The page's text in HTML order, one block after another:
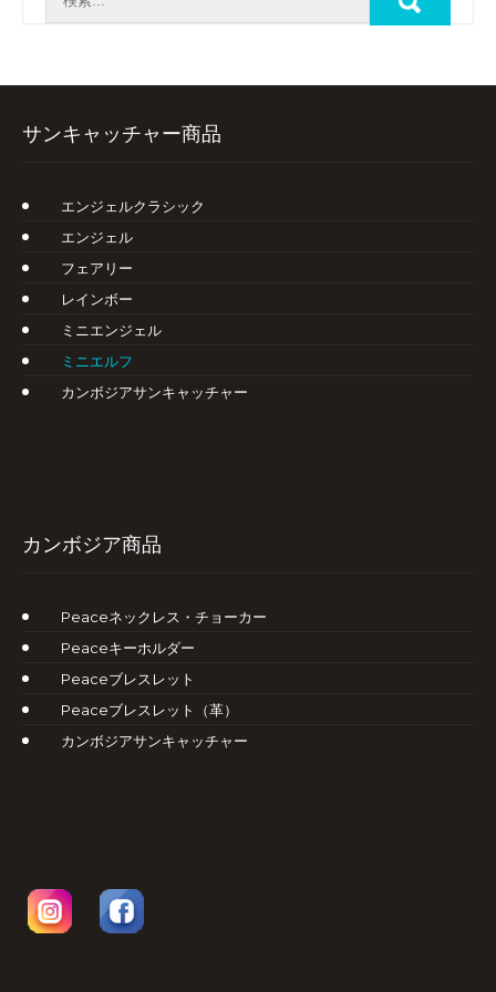
サンキャッチャー商品
エンジェルクラシック
エンジェル
フェアリー
レインボー
ミニエンジェル
ミニエルフ
カンボジアサンキャッチャー
カンボジア商品
Peaceネックレス・チョーカー
Peaceキーホルダー
Peaceブレスレット
Peaceブレスレット（革）
カンボジアサンキャッチャー